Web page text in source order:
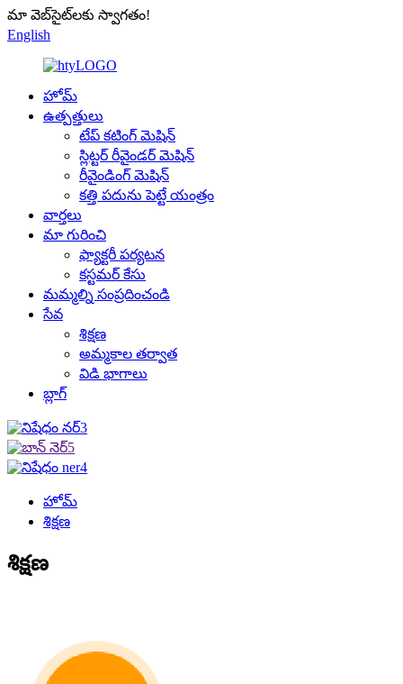
మా వెబ్‌సైట్‌లకు స్వాగతం!
English
హోమ్
ఉత్పత్తులు
టేప్ కటింగ్ మెషిన్
స్లిట్టర్ రీవైండర్ మెషిన్
రీవైండింగ్ మెషిన్
కత్తి పదును పెట్టే యంత్రం
వార్తలు
మా గురించి
ఫ్యాక్టరీ పర్యటన
కస్టమర్ కేసు
మమ్మల్ని సంప్రదించండి
సేవ
శిక్షణ
అమ్మకాల తర్వాత
విడి భాగాలు
బ్లాగ్
హోమ్
శిక్షణ
శిక్షణ